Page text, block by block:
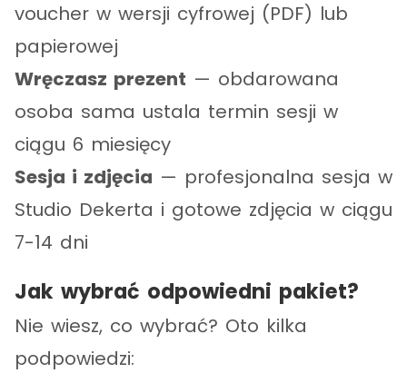
voucher w wersji cyfrowej (PDF) lub
papierowej
Wręczasz prezent — obdarowana
osoba sama ustala termin sesji w
ciągu 6 miesięcy
Sesja i zdjęcia — profesjonalna sesja w
Studio Dekerta i gotowe zdjęcia w ciągu
7-14 dni
Jak wybrać odpowiedni pakiet?
Nie wiesz, co wybrać? Oto kilka
podpowiedzi: